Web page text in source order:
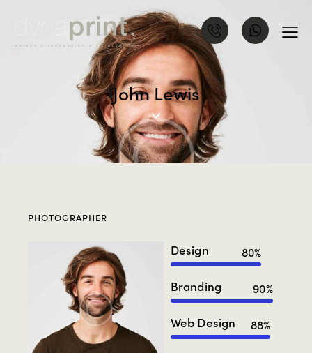
John Lewis
PHOTOGRAPHER
Design 80%
Branding 90%
Web Design 88%